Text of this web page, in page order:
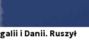
i Danii. Ruszył